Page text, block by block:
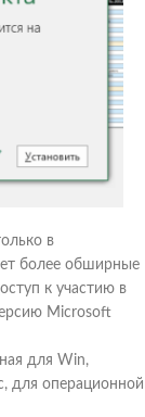
в
более обширные
к участию в
Microsoft
для Win,
для операционной